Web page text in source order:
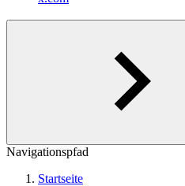
Navigationspfad
Startseite